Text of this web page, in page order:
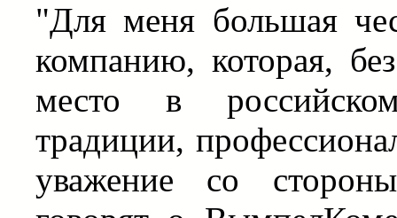
"Для меня большая
компанию, которая,
место в
традиции,
уважение со